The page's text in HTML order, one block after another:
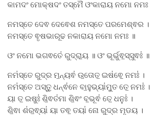
କାମଦଂ ମୋକ୍ଷଦଂ ତସ୍ମୈ ଓଂକାରାୟ ନମୋ ନମଃ
ନମସ୍ତେ ଦେଵ ଦେଵେଶ ନମସ୍ତେ ପରମେଶ୍ଵର ।
ନମସ୍ତେ ଵୃଷଭାରୂଢ ନକାରାୟ ନମୋ ନମଃ ॥
ଓଂ ନମୋ ଭଗଵତେ॑ ରୁଦ୍ରା॒ୟ ॥ ଓଂ ଭୂର୍ଭୁଵ॒ସ୍ସୁଵଃ॑
ନମ॑ସ୍ତେ ରୁଦ୍ର ମ॒ନ୍ୟଵ॑ ଉ॒ତୋତ॒ ଇଷ॑ଵେ॒ ନମଃ॑ ।
ନମ॑ସ୍ତେ ଅସ୍ତୁ॒ ଧନ୍ଵ॑ନେ ବା॒ହୁଭ୍ୟା॑ମୁ॒ତ ତେ॒ ନମଃ॑
ୟା ତ॒ ଇଷୁଃ॑ ଶି॒ଵତ॑ମା ଶି॒ଵଂ ବ॒ଭୂଵ॑ ତେ॒ ଧନୁଃ॑ ।
ଶି॒ଵା ଶ॑ର॒ଵ୍ୟା॑ ୟା ତଵ॒ ତୟା॑ ନୋ ରୁଦ୍ର ମୃଡୟ ।